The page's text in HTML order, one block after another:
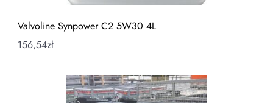
Valvoline Synpower C2 5W30 4L
156,54zł